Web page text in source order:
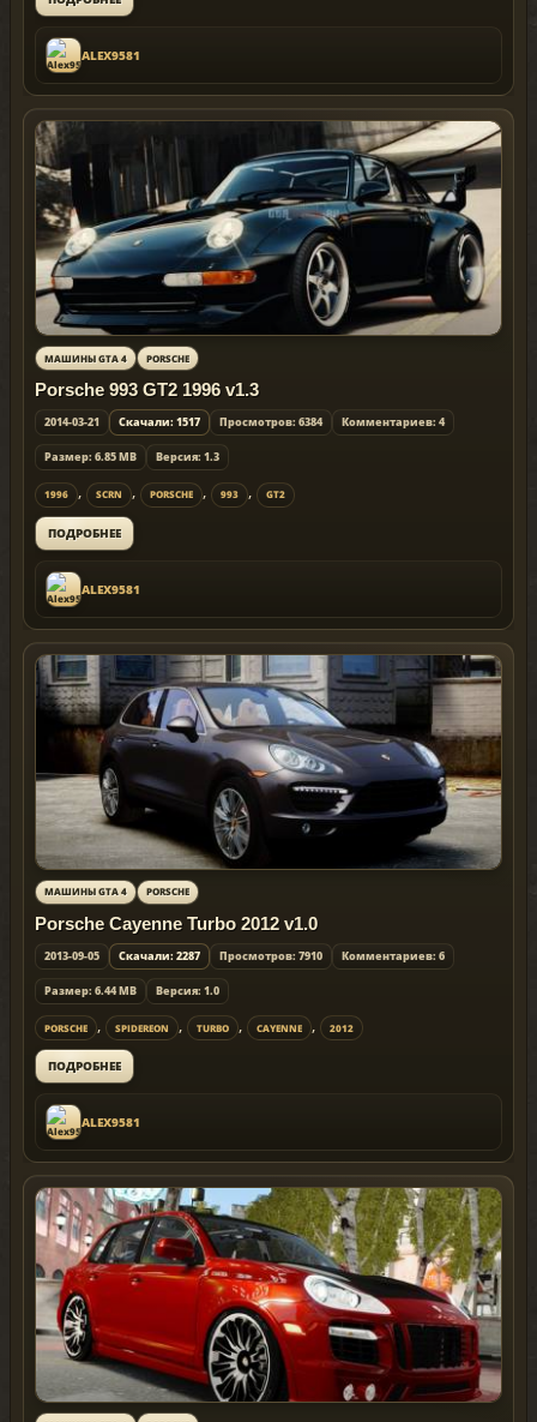
ALEX9581
МАШИНЫ GTA 4 PORSCHE
Porsche 993 GT2 1996 v1.3
2014-03-21 Скачали: 1517 Просмотров: 6384 Комментариев: 4
Размер: 6.85 MB Версия: 1.3
1996 , SCRN , PORSCHE , 993 , GT2
ПОДРОБНЕЕ
ALEX9581
МАШИНЫ GTA 4 PORSCHE
Porsche Cayenne Turbo 2012 v1.0
2013-09-05 Скачали: 2287 Просмотров: 7910 Комментариев: 6
Размер: 6.44 MB Версия: 1.0
PORSCHE , SPIDEREON , TURBO , CAYENNE , 2012
ПОДРОБНЕЕ
ALEX9581